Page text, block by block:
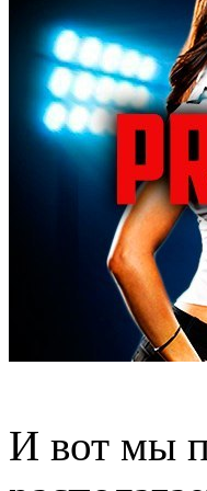
И вот мы